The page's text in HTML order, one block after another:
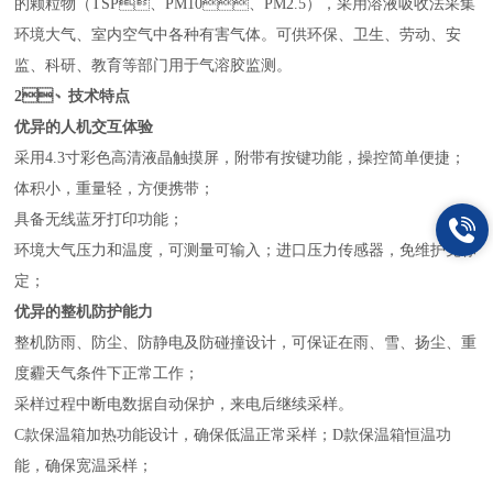
的颗粒物（ TSP、PM10、PM2.5 ），采用溶液吸收法采集
环境大气、室内空气中各种有害气体。可供环保、卫生、劳动、安
监、科研、教育等部门用于气溶胶监测。
2、技术特点
优异的人机交互体验
采用4.3寸彩色高清液晶触摸屏，附带有按键功能，操控简单便捷；
体积小，重量轻，方便携带；
具备无线蓝牙打印功能；
环境大气压力和温度，可测量可输入；进口压力传感器，免维护免标
定；
优异的整机防护能力
整机防雨、防尘、防静电及防碰撞设计，可保证在雨、雪、扬尘、重
度霾天气条件下正常工作；
采样过程中断电数据自动保护，来电后继续采样。
C款保温箱加热功能设计，确保低温正常采样；D款保温箱恒温功
能，确保宽温采样；